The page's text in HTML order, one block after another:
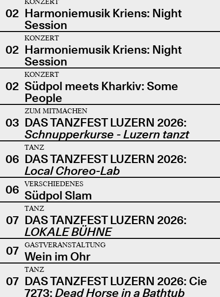
02 Harmoniemusik Kriens: Night
Session
02
KONZERT
Harmoniemusik Kriens: Night
Session
02
KONZERT
Südpol meets Kharkiv: Some
People
03
ZUM MITMACHEN
DAS TANZFEST LUZERN 2026:
Schnupperkurse - Luzern tanzt
06
TANZ
DAS TANZFEST LUZERN 2026:
Local Choreo-Lab
06
VERSCHIEDENES
Südpol Slam
07
TANZ
DAS TANZFEST LUZERN 2026:
LOKALE BÜHNE
07
GASTVERANSTALTUNG
Wein im Ohr
07
TANZ
DAS TANZFEST LUZERN 2026: Cie
7273: Dead Horse in a Bathtub